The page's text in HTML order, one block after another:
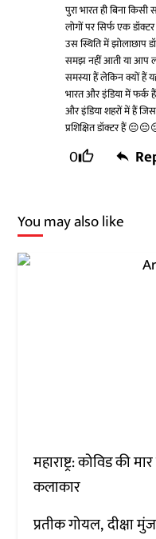
पुरा भारत ही बिना
लोगों पर सिर्फ एक
उस स्थिति में झोलाछाप
समझ नहीं आती या आप
समस्या हैं लेकिन क्यों हैं
भारत और इंडिया में फर्क
और इंडिया शहरों में हैं
प्रशिक्षित डॉक्टर हैं
0
You may also like
महाराष्ट्र: कोविड की
कलाकार
प्रतीक गोयल दीक्षा